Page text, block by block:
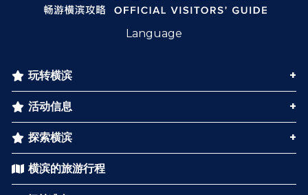
Language
玩转横滨
活动信息
探索横滨
横滨的旅游行程